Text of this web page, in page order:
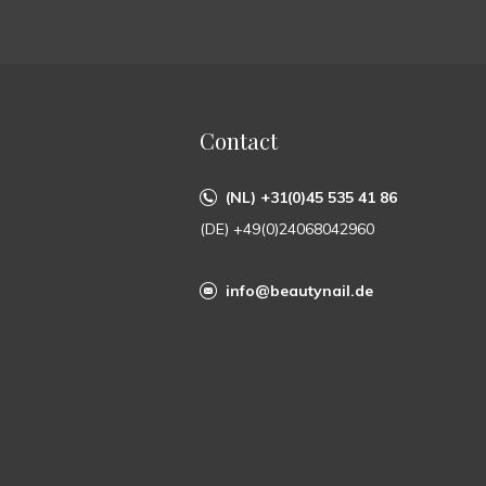
Contact
(NL) +31(0)45 535 41 86
(DE) +49(0)24068042960
info@beautynail.de